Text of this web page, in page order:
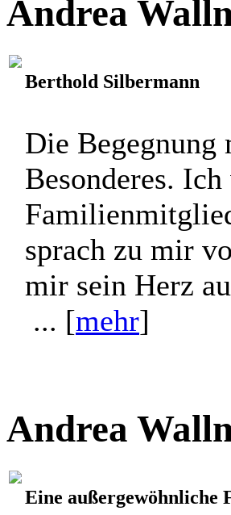
Andrea
Berthold Silbermann
Die Begegnung
Besonderes.
sprach zu mir
mir sein Herz
... [mehr]
Andrea
Eine außergewöhnliche